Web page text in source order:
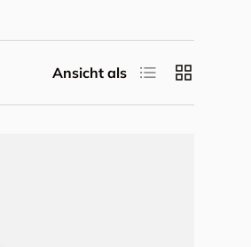
Ansicht als Produktliste